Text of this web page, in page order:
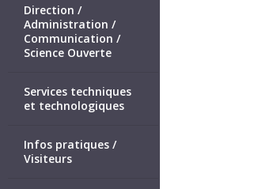
Direction /
Administration /
Communication /
Science Ouverte
Services techniques
et technologiques
Infos pratiques /
Visiteurs